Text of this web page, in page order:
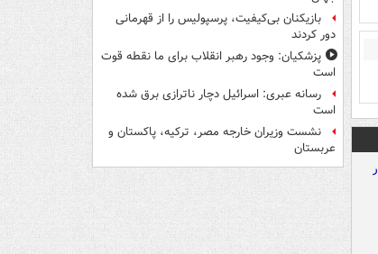
بازیکنان بی‌کیفیت، پرسپولیس را از قهرمانی
دور کردند
پزشکیان: وجود رهبر انقلاب برای ما نقطه قوت
است
رسانه عبری: اسرائیل دچار ناترازی برق شده
است
نشست وزیران خارجه مصر، ترکیه، پاکستان و
عربستان